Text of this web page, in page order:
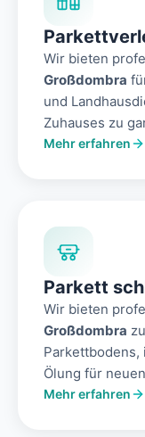
Wir bieten
Großdombra
und
Zuhauses zu
Mehr erfahren
Parkett
Wir bieten
Großdombra
Ölung für
Mehr erfahren